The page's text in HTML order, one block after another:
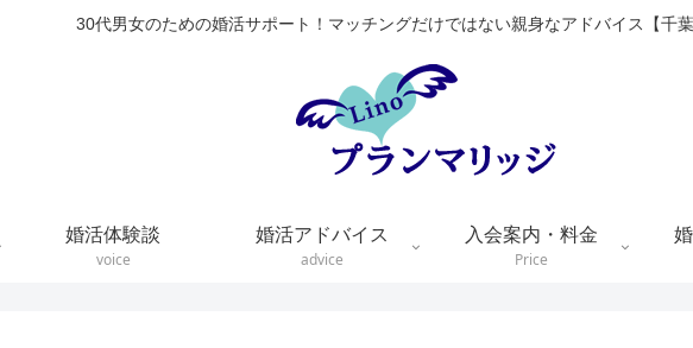
30代男女のための婚活サポート！マッチングだけではない親身なアドバイス【千
婚活体験談
voice
婚活アドバイス
advice
入会案内・料金
Price